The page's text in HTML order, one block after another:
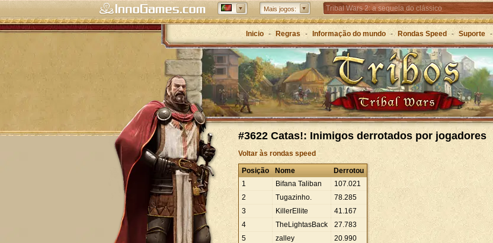
Mais jogos: Tribal Wars 2: a sequela do clássico
Forge of Empires – Estratégia ao longo das eras
Grepolis – Construa o seu império na Grécia Antiga
Inicio - Regras - Informação do mundo - Rondas Speed - Suporte -
#3622 Catas!: Inimigos derrotados por jogadores
Voltar às rondas speed
Posição Nome
Derrotou
1
Bifana Taliban 107.021
2
Tugazinho. 78.285
3
KillerEllite 41.167
4
TheLightasBack 27.783
5
zalley 20.990